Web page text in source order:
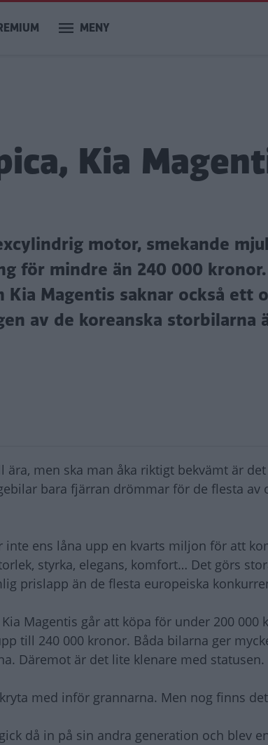
MENY
Kia
motor, smekande
för mindre än 240 000
Magentis saknar också ett
av de koreanska storbilarna
men ska man åka riktigt bekvämt är
bara fjärran drömmar för de flesta av
ens låna upp en kvarts miljon för att
styrka, elegans, komfort… Det görs
prislapp än de flesta europeiska
Magentis går att köpa för under 200 000
till 240 000 kronor. Båda bilarna ger
Däremot är det lite klenare med statusen.
med inför grannarna. Men nog finns
då in på sin andra generation och blev